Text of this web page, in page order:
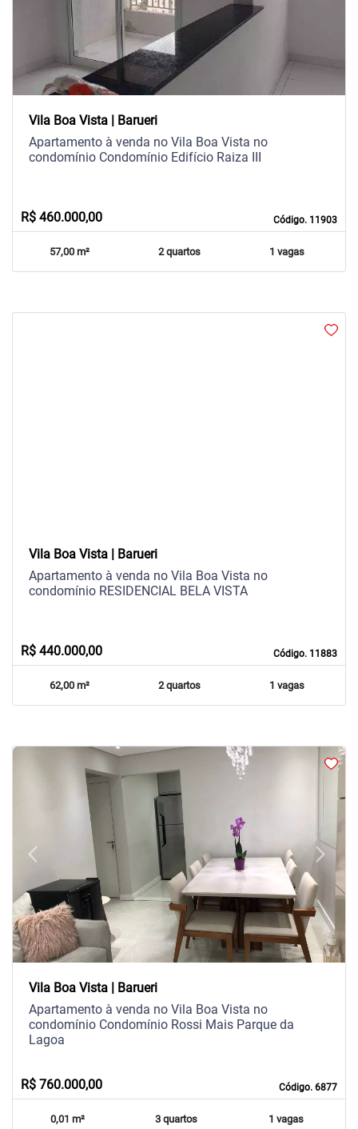
Vila Boa Vista | Barueri
Código. 11903
Apartamento à venda no Vila Boa Vista no
condomínio Condomínio Edifício Raiza III
R$ 460.000,00
57,00 m² 2 quartos 1 vagas
Vila Boa Vista | Barueri
Código. 11883
Apartamento à venda no Vila Boa Vista no
condomínio RESIDENCIAL BELA VISTA
R$ 440.000,00
62,00 m² 2 quartos 1 vagas
arrow_back_iosPrevious arrow_forward_iosNext
Vila Boa Vista | Barueri
Código. 6877
Apartamento à venda no Vila Boa Vista no
condomínio Condomínio Rossi Mais Parque da
Lagoa
R$ 760.000,00
0,01 m² 3 quartos 1 vagas